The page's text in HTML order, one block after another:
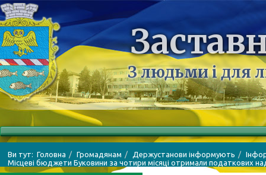
З людьми і для
Ви тут: Головна Громадянам Держустанови інформують
Місцеві бюджети Буковини за чотири місяці отримали податкових